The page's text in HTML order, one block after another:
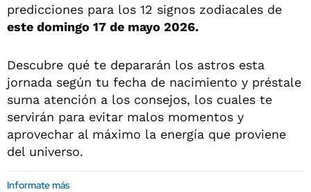
predicciones para los 12 signos zodiacales de
este domingo 17 de mayo 2026.
Descubre qué te depararán los astros esta
jornada según tu fecha de nacimiento y préstale
suma atención a los consejos, los cuales te
servirán para evitar malos momentos y
aprovechar al máximo la energía que proviene
del universo.
Informate más